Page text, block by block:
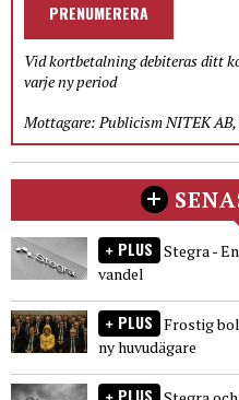
PRENUMERERA
Vid kortbetalning debiteras ditt
varje ny period
Mottagare: Publicism NITEK AB,
PLUS Stegra -
vandel
PLUS Frostig
ny huvudägare
PLUS